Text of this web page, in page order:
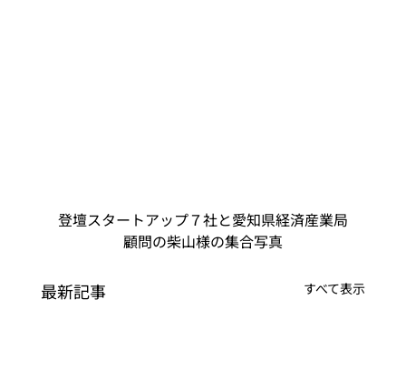
登壇スタートアップ７社と愛知県経済産業局
顧問の柴山様の集合写真
最新記事 すべて表示